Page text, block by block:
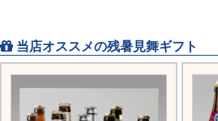
当店オススメの残暑見舞ギフト